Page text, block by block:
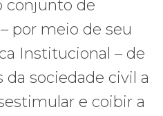
conjunto de
por meio de seu
Institucional – de
sociedade civil a
e coibir a